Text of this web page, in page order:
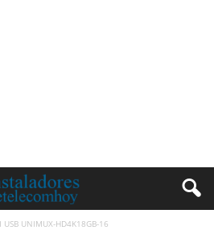
UNIMUX-HD4K18GB-16